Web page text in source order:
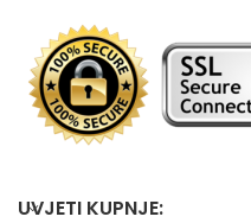
UVJETI KUPNJE: